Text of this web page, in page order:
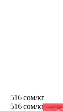
516 сом/кг
516 сом/кг